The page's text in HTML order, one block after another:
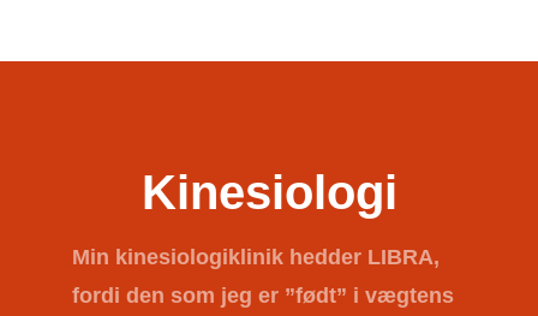
Kinesiologi
Min kinesiologiklinik hedder LIBRA,
fordi den som jeg er ”født” i vægtens